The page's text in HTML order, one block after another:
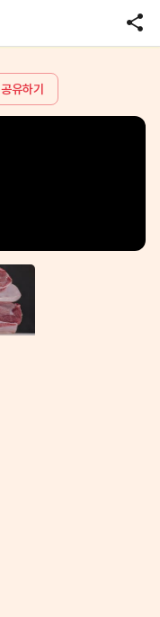
공유하기